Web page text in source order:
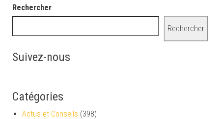
Rechercher
Rechercher
Suivez-nous
Catégories
Actus et Conseils (398)